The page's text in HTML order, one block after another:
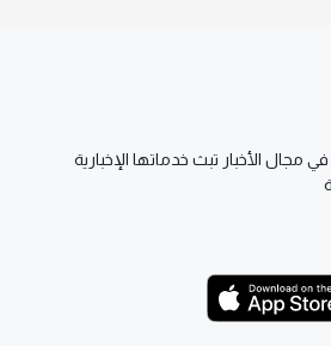
مجال الأخبار تبث خدماتها الإخبارية